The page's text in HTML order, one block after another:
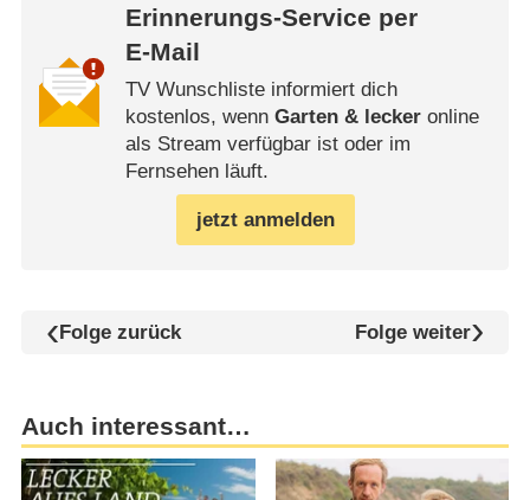
Erinnerungs-Service per
E-Mail
TV Wunschliste informiert dich
kostenlos, wenn Garten & leckeronline
als Stream verfügbar ist oder im
Fernsehen läuft.
jetzt anmelden
Folge zurück Folge weiter
Auch interessant…